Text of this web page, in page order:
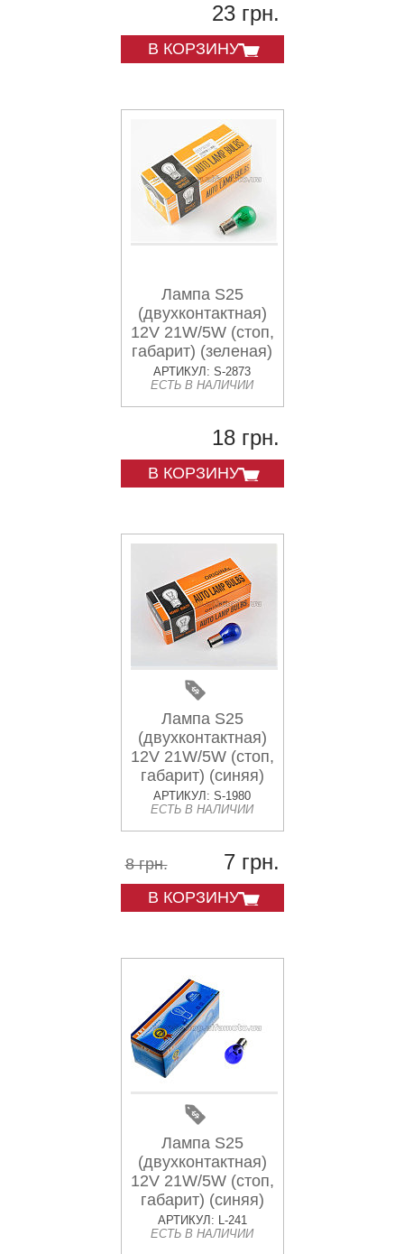
23 грн.
В КОРЗИНУ
Лампа S25
(двухконтактная)
12V 21W/5W (стоп,
габарит) (зеленая)
ORANGE BOX
АРТИКУЛ: S-2873
ЕСТЬ В НАЛИЧИИ
18 грн.
В КОРЗИНУ
Лампа S25
(двухконтактная)
12V 21W/5W (стоп,
габарит) (синяя)
ORANGE BOX
АРТИКУЛ: S-1980
ЕСТЬ В НАЛИЧИИ
8 грн. 7 грн.
В КОРЗИНУ
Лампа S25
(двухконтактная)
12V 21W/5W (стоп,
габарит) (синяя)
YWL
АРТИКУЛ: L-241
ЕСТЬ В НАЛИЧИИ